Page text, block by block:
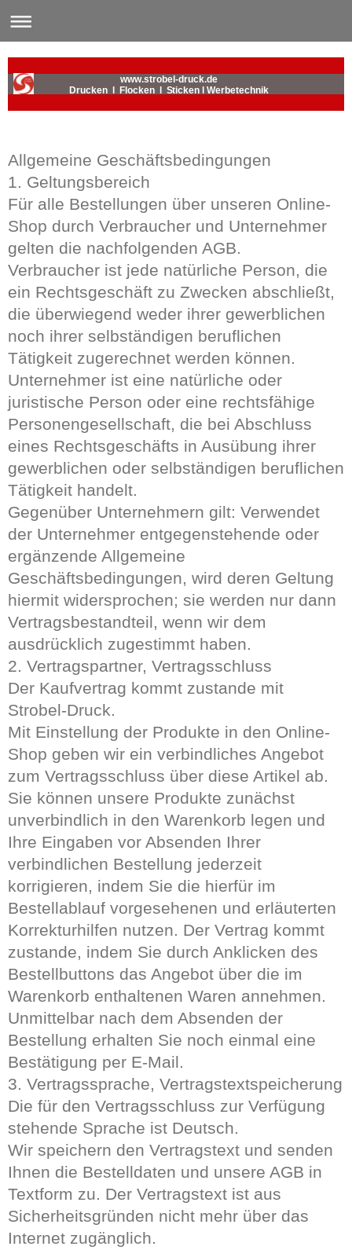
www.strobel-druck.de
Drucken l Flocken l Sticken l Werbetechnik
Allgemeine Geschäftsbedingungen
1. Geltungsbereich
Für alle Bestellungen über unseren Online-
Shop durch Verbraucher und Unternehmer
gelten die nachfolgenden AGB.
Verbraucher ist jede natürliche Person, die
ein Rechtsgeschäft zu Zwecken abschließt,
die überwiegend weder ihrer gewerblichen
noch ihrer selbständigen beruflichen
Tätigkeit zugerechnet werden können.
Unternehmer ist eine natürliche oder
juristische Person oder eine rechtsfähige
Personengesellschaft, die bei Abschluss
eines Rechtsgeschäfts in Ausübung ihrer
gewerblichen oder selbständigen beruflichen
Tätigkeit handelt.
Gegenüber Unternehmern gilt: Verwendet
der Unternehmer entgegenstehende oder
ergänzende Allgemeine
Geschäftsbedingungen, wird deren Geltung
hiermit widersprochen; sie werden nur dann
Vertragsbestandteil, wenn wir dem
ausdrücklich zugestimmt haben.
2. Vertragspartner, Vertragsschluss
Der Kaufvertrag kommt zustande mit
Strobel-Druck.
Mit Einstellung der Produkte in den Online-
Shop geben wir ein verbindliches Angebot
zum Vertragsschluss über diese Artikel ab.
Sie können unsere Produkte zunächst
unverbindlich in den Warenkorb legen und
Ihre Eingaben vor Absenden Ihrer
verbindlichen Bestellung jederzeit
korrigieren, indem Sie die hierfür im
Bestellablauf vorgesehenen und erläuterten
Korrekturhilfen nutzen. Der Vertrag kommt
zustande, indem Sie durch Anklicken des
Bestellbuttons das Angebot über die im
Warenkorb enthaltenen Waren annehmen.
Unmittelbar nach dem Absenden der
Bestellung erhalten Sie noch einmal eine
Bestätigung per E-Mail.
3. Vertragssprache, Vertragstextspeicherung
Die für den Vertragsschluss zur Verfügung
stehende Sprache ist Deutsch.
Wir speichern den Vertragstext und senden
Ihnen die Bestelldaten und unsere AGB in
Textform zu. Der Vertragstext ist aus
Sicherheitsgründen nicht mehr über das
Internet zugänglich.